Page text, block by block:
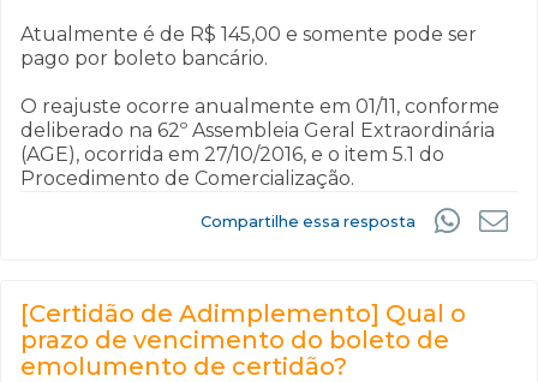
Atualmente é de R$ 145,00 e somente pode ser
pago por boleto bancário.
O reajuste ocorre anualmente em 01/11, conforme
deliberado na 62º Assembleia Geral Extraordinária
(AGE), ocorrida em 27/10/2016, e o item 5.1 do
Procedimento de Comercialização.
Compartilhe essa resposta
[Certidão de Adimplemento] Qual o
prazo de vencimento do boleto de
emolumento de certidão?